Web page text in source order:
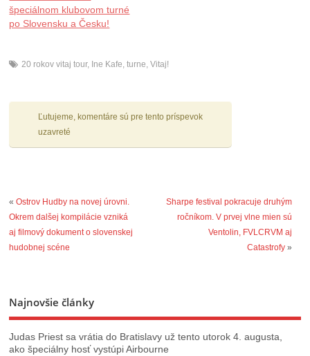
špeciálnom klubovom turné
po Slovensku a Česku!
20 rokov vitaj tour, Ine Kafe ,turne ,Vitaj!
Ľutujeme, komentáre sú pre tento príspevok
uzavreté
«Ostrov Hudby na novej úrovni.
Okrem dalšej kompilácie vzniká
aj filmový dokument o slovenskej
hudobnej scéne
Sharpe festival pokracuje druhým
ročníkom. V prvej vlne mien sú
Ventolin, FVLCRVM aj
Catastrofy»
Najnovšie články
Judas Priest sa vrátia do Bratislavy už tento utorok 4. augusta,
ako špeciálny hosť vystúpi Airbourne